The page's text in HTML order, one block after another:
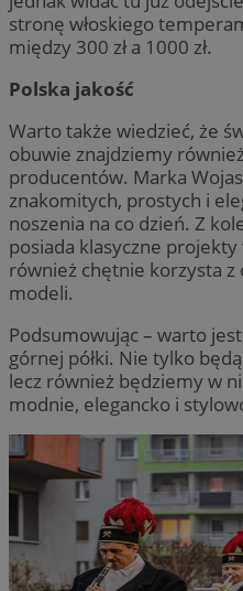
stronę włoskiego
między 300 zł a 1000 zł.
Polska jakość
Warto także wiedzieć, że
obuwie znajdziemy
producentów. Marka
znakomitych, prostych i
noszenia na co dzień. Z
posiada klasyczne
również chętnie korzysta
modeli.
Podsumowując – warto
górnej półki. Nie tylko
lecz również będziemy w
modnie, elegancko i